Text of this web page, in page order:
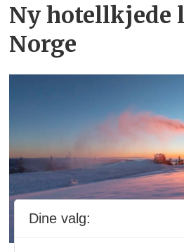
Ny hotellkjede
Norge
Dine valg: